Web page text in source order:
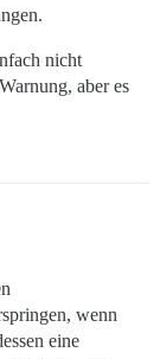
nicht
aber es
wenn
eine